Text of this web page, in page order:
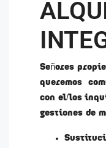
Señores
queremos
con el/los
gestiones de